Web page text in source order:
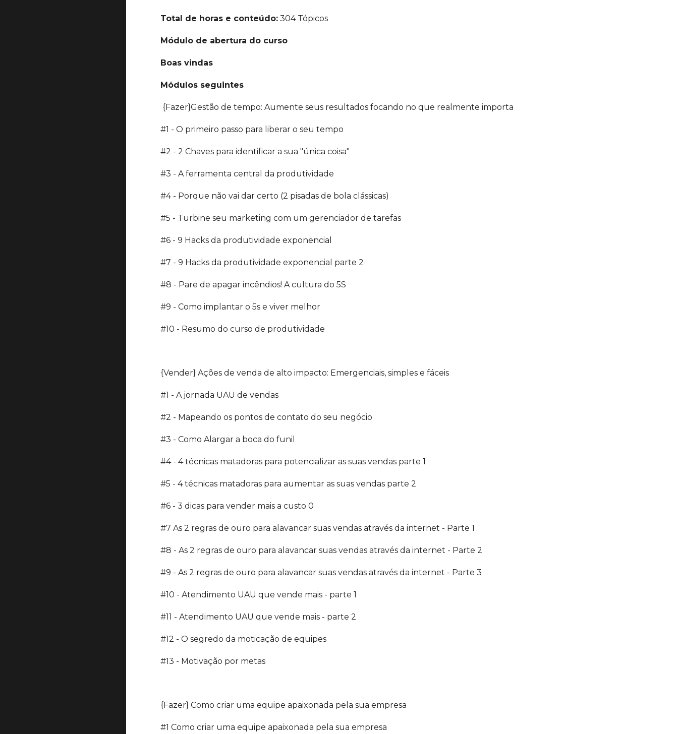
Total de horas e conteúdo: 304 Tópicos
Módulo de abertura do curso
Boas vindas
Módulos seguintes
{Fazer}Gestão de tempo: Aumente seus resultados focando no que realmente importa
#1 - O primeiro passo para liberar o seu tempo
#2 - 2 Chaves para identificar a sua "única coisa"
#3 - A ferramenta central da produtividade
#4 - Porque não vai dar certo (2 pisadas de bola clássicas)
#5 - Turbine seu marketing com um gerenciador de tarefas
#6 - 9 Hacks da produtividade exponencial
#7 - 9 Hacks da produtividade exponencial parte 2
#8 - Pare de apagar incêndios! A cultura do 5S
#9 - Como implantar o 5s e viver melhor
#10 - Resumo do curso de produtividade
{Vender} Ações de venda de alto impacto: Emergenciais, simples e fáceis
#1 - A jornada UAU de vendas
#2 - Mapeando os pontos de contato do seu negócio
#3 - Como Alargar a boca do funil
#4 - 4 técnicas matadoras para potencializar as suas vendas parte 1
#5 - 4 técnicas matadoras para aumentar as suas vendas parte 2
#6 - 3 dicas para vender mais a custo 0
#7 As 2 regras de ouro para alavancar suas vendas através da internet - Parte 1
#8 - As 2 regras de ouro para alavancar suas vendas através da internet - Parte 2
#9 - As 2 regras de ouro para alavancar suas vendas através da internet - Parte 3
#10 - Atendimento UAU que vende mais - parte 1
#11 - Atendimento UAU que vende mais - parte 2
#12 - O segredo da moticação de equipes
#13 - Motivação por metas
{Fazer} Como criar uma equipe apaixonada pela sua empresa
#1 Como criar uma equipe apaixonada pela sua empresa